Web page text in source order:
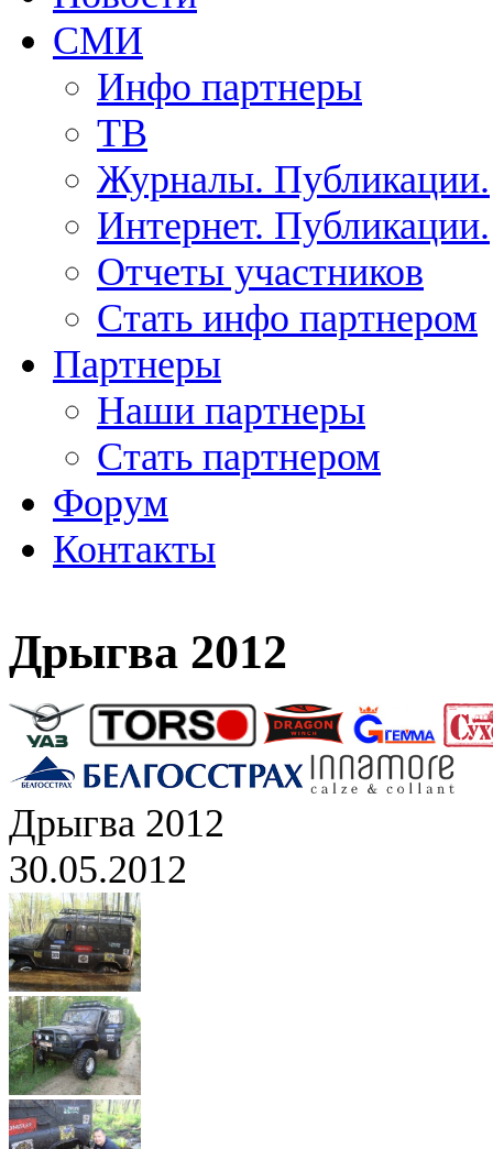
СМИ
Инфо партнеры
ТВ
Журналы. Публикации.
Интернет. Публикации.
Отчеты участников
Стать инфо партнером
Партнеры
Наши партнеры
Стать партнером
Форум
Контакты
Дрыгва 2012
Дрыгва 2012
30.05.2012